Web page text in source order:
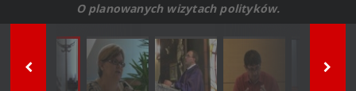
O planowanych wizytach polityków.